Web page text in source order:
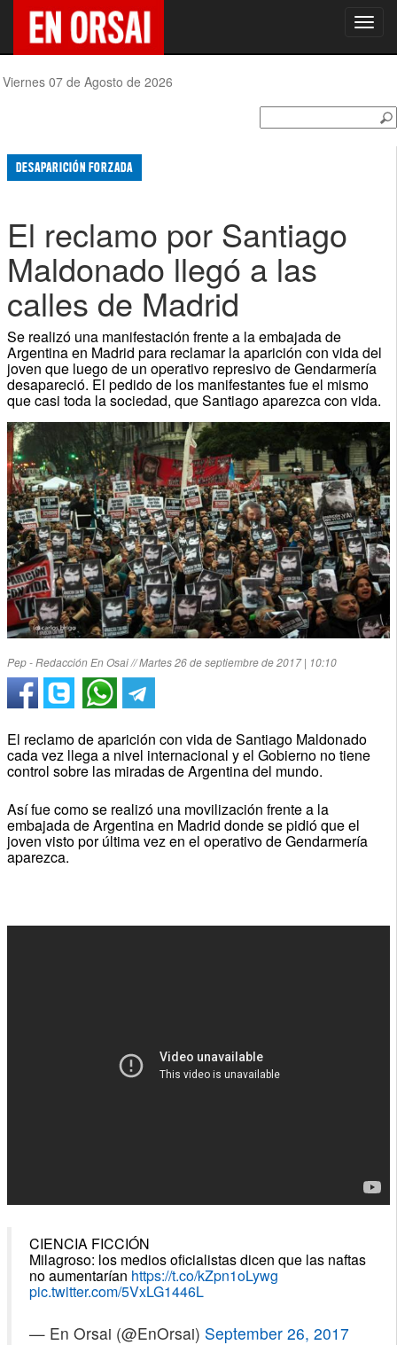
Viernes 07 de Agosto de 2026
DESAPARICIÓN FORZADA
El reclamo por Santiago
Maldonado llegó a las
calles de Madrid
Se realizó una manifestación frente a la embajada de
Argentina en Madrid para reclamar la aparición con vida del
joven que luego de un operativo represivo de Gendarmería
desapareció. El pedido de los manifestantes fue el mismo
que casi toda la sociedad, que Santiago aparezca con vida.
Pep - Redacción En Osai // Martes 26 de septiembre de 2017 | 10:10
El reclamo de aparición con vida de Santiago Maldonado
cada vez llega a nivel internacional y el Gobierno no tiene
control sobre las miradas de Argentina del mundo.
Así fue como se realizó una movilización frente a la
embajada de Argentina en Madrid donde se pidió que el
joven visto por última vez en el operativo de Gendarmería
aparezca.
CIENCIA FICCIÓN
Milagroso: los medios oficialistas dicen que las naftas
no aumentarían https://t.co/kZpn1oLywg
pic.twitter.com/5VxLG1446L
— En Orsai (@EnOrsai) September 26, 2017